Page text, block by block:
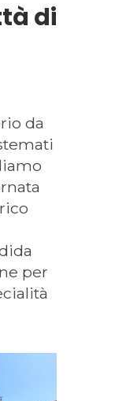
di
da
per